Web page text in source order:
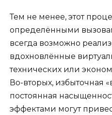
Тем не менее, этот
определёнными
всегда возможно
вдохновлённые
технических или
Во-вторых, избыточная
постоянная
эффектами могут